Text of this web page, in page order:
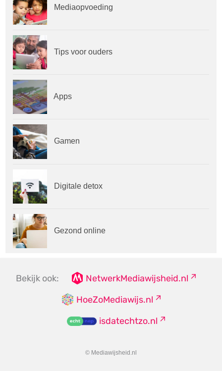
Mediaopvoeding
Tips voor ouders
Apps
Gamen
Digitale detox
Gezond online
Bekijk ook:
NetwerkMediawijsheid.nl
HoeZoMediawijs.nl
isdatechtzo.nl
© Mediawijsheid.nl